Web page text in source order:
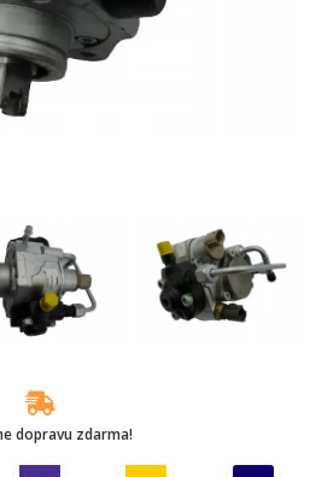
dopravu zdarma!